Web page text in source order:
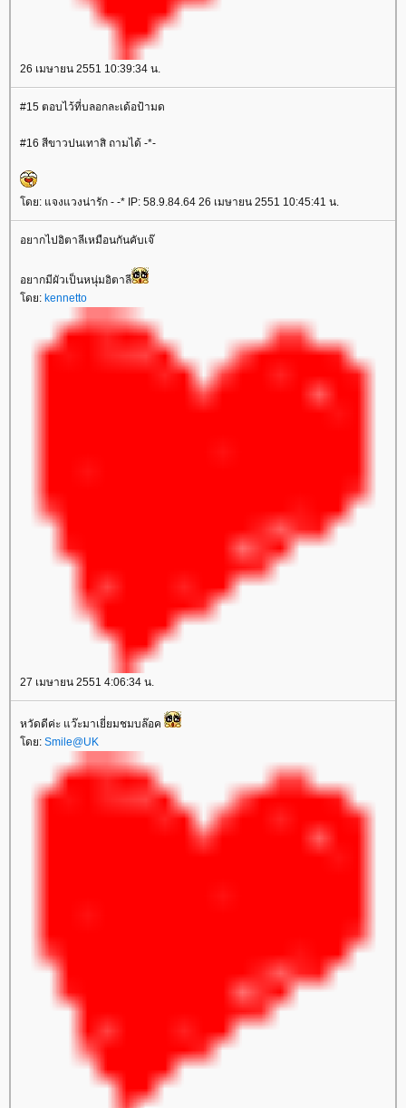
26 เมษายน 2551 10:39:34 น.
#15 ตอบไว้ที่บลอกละเด้อป้ามด
#16 สีขาวปนเทาสิ ถามได้ -*-
ดย: แจงแวงน่ารัก - -* IP: 58.9.84.64 26 เมษายน 2551 10:45:41 น.
อยากไปอิตาลีเหมือนกันคับเจ๊
อยากมีผัวเป็นหนุ่มอิตาลี
ดย: kennetto
27 เมษายน 2551 4:06:34 น.
หวัดดีค่ะ แว๊ะมาเยี่ยมชมบล๊อค
ดย: Smile@UK